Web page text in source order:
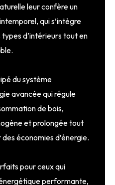
leur confère un
qui s’intègre
d’intérieurs tout en
du système
avancée qui régule
de bois,
et prolongée tout
économies d’énergie.
pour ceux qui
performante,